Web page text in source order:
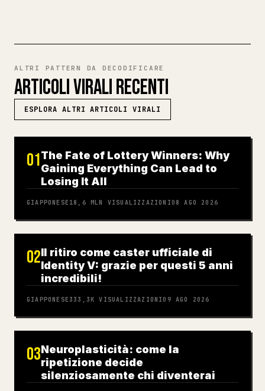
ALTRI PATTERN DA DECODIFICARE
ARTICOLI VIRALI RECENTI
ESPLORA ALTRI ARTICOLI VIRALI
01The Fate of Lottery Winners: Why
Gaining Everything Can Lead to
Losing It All
GIAPPONESE 18,6 MLN VISUALIZZAZIONI08 AGO 2026
02Il ritiro come caster ufficiale di
Identity V: grazie per questi 5 anni
incredibili!
GIAPPONESE333,3K VISUALIZZAZIONI09 AGO 2026
03Neuroplasticità: come la
ripetizione decide
silenziosamente chi diventerai